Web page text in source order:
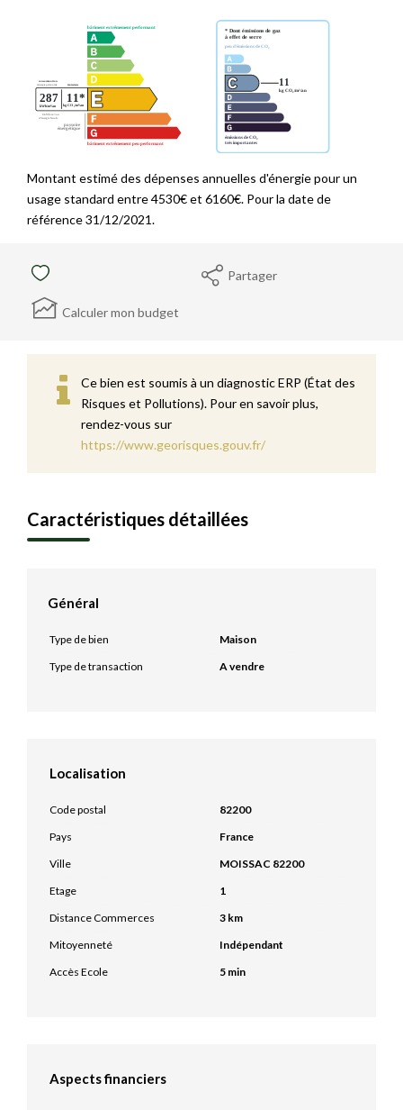
Montant estimé des dépenses annuelles d'énergie pour un
usage standard entre 4530€ et 6160€. Pour la date de
référence 31/12/2021.
Partager
Calculer mon budget
Ce bien est soumis à un diagnostic ERP (État des
Risques et Pollutions). Pour en savoir plus,
rendez-vous sur
https://www.georisques.gouv.fr/
Caractéristiques détaillées
Général
Type de bien
Maison
Type de transaction
A vendre
Localisation
Code postal
82200
Pays
France
Ville
MOISSAC 82200
Etage
1
Distance Commerces
3 km
Mitoyenneté
Indépendant
Accès Ecole
5 min
Aspects financiers